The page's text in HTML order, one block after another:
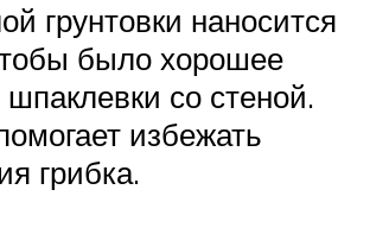
грунтовки наносится
было хорошее
со стеной.
избежать
грибка.